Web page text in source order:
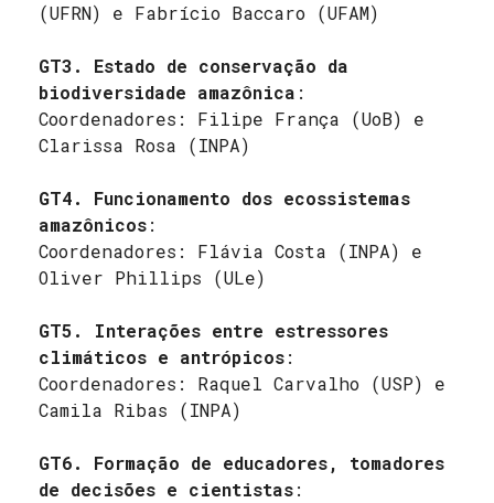
(UFRN) e Fabrício Baccaro (UFAM)
GT3. Estado de conservação da
biodiversidade amazônica :
Coordenadores: Filipe França (UoB) e
Clarissa Rosa (INPA)
GT4. Funcionamento dos ecossistemas
amazônicos:
Coordenadores: Flávia Costa (INPA) e
Oliver Phillips (ULe)
GT5. Interações entre estressores
climáticos e antrópicos:
Coordenadores: Raquel Carvalho (USP) e
Camila Ribas (INPA)
GT6. Formação de educadores, tomadores
de decisões e cientistas: